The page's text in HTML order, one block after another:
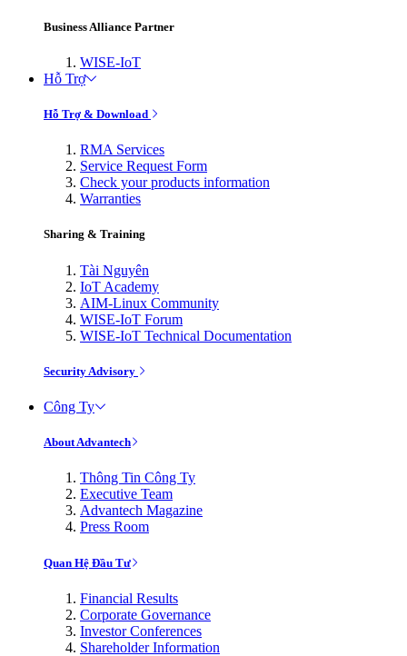
Business Alliance Partner
WISE-IoT
Hỗ Trợ
Hỗ Trợ & Download
RMA Services
Service Request Form
Check your products information
Warranties
Sharing & Training
Tài Nguyên
IoT Academy
AIM-Linux Community
WISE-IoT Forum
WISE-IoT Technical Documentation
Security Advisory
Công Ty
About Advantech
Thông Tin Công Ty
Executive Team
Advantech Magazine
Press Room
Quan Hệ Đầu Tư
Financial Results
Corporate Governance
Investor Conferences
Shareholder Information